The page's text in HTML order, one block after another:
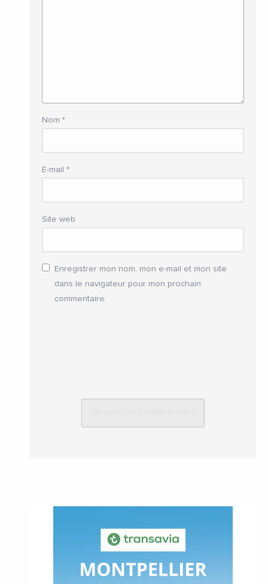
Nom *
E-mail *
Site web
Enregistrer mon nom, mon e-mail et mon site
dans le navigateur pour mon prochain
commentaire.